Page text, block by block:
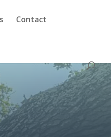
Contact